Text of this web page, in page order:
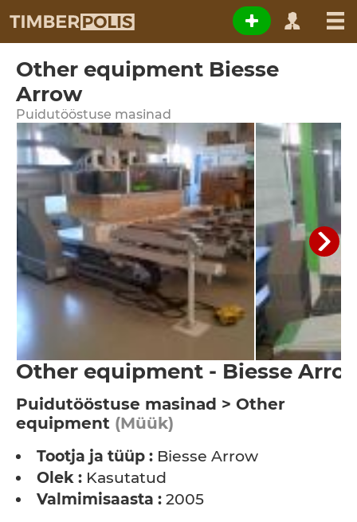
Other equipment Biesse
Arrow
Puidutööstuse masinad
Other equipment - Biesse
Puidutööstuse masinad > Other
equipment (Müük)
Tootja ja tüüp : Biesse Arrow
Olek : Kasutatud
Valmimisaasta : 2005